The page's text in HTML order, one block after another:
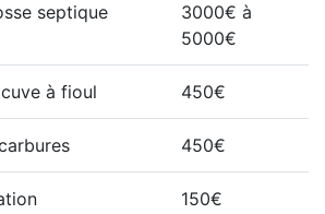
septique
3000€ à
5000€
à fioul 450€
450€
150€